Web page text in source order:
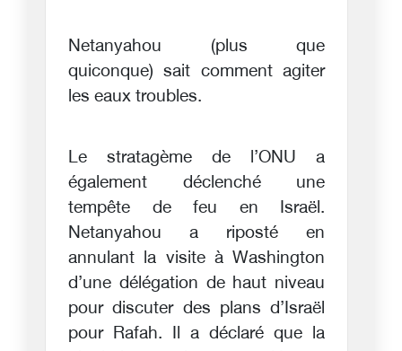
Netanyahou (plus que
quiconque) sait comment agiter
les eaux troubles.
Le stratagème de l’ONU a
également déclenché une
tempête de feu en Israël.
Netanyahou a riposté en
annulant la visite à Washington
d’une délégation de haut niveau
pour discuter des plans d’Israël
pour Rafah. Il a déclaré que la